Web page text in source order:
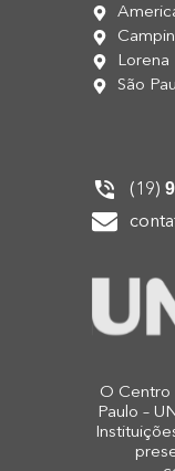
Lorena
São
(19)
O Centro
Paulo –